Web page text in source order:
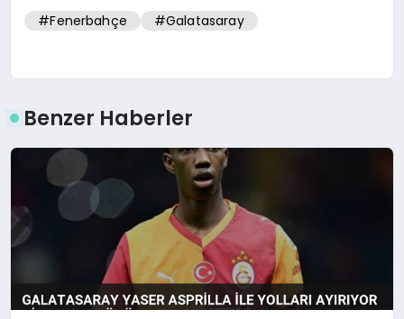
#Fenerbahçe #Galatasaray
Benzer Haberler